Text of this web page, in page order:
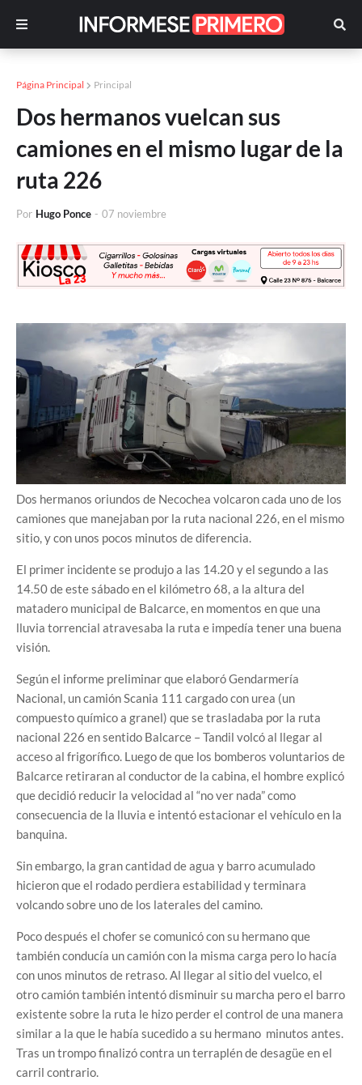
Página Principal Principal
Dos hermanos vuelcan sus
camiones en el mismo lugar de la
ruta 226
Por Hugo Ponce - 07 noviembre
Dos hermanos oriundos de Necochea volcaron cada uno de los
camiones que manejaban por la ruta nacional 226, en el mismo
sitio, y con unos pocos minutos de diferencia.
El primer incidente se produjo a las 14.20 y el segundo a las
14.50 de este sábado en el kilómetro 68, a la altura del
matadero municipal de Balcarce, en momentos en que una
lluvia torrencial atravesaba la ruta e impedía tener una buena
visión.
Según el informe preliminar que elaboró Gendarmería
Nacional, un camión Scania 111 cargado con urea (un
compuesto químico a granel) que se trasladaba por la ruta
nacional 226 en sentido Balcarce – Tandil volcó al llegar al
acceso al frigorífico. Luego de que los bomberos voluntarios de
Balcarce retiraran al conductor de la cabina, el hombre explicó
que decidió reducir la velocidad al “no ver nada” como
consecuencia de la lluvia e intentó estacionar el vehículo en la
banquina.
Sin embargo, la gran cantidad de agua y barro acumulado
hicieron que el rodado perdiera estabilidad y terminara
volcando sobre uno de los laterales del camino.
Poco después el chofer se comunicó con su hermano que
también conducía un camión con la misma carga pero lo hacía
con unos minutos de retraso. Al llegar al sitio del vuelco, el
otro camión también intentó disminuir su marcha pero el barro
existente sobre la ruta le hizo perder el control de una manera
similar a la que le había sucedido a su hermano minutos antes.
Tras un trompo finalizó contra un terraplén de desagüe en el
carril contrario.